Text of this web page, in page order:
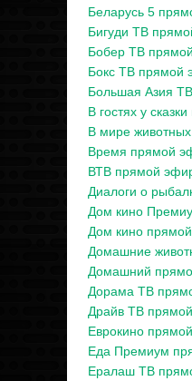
Беларусь 5
Бигуди ТВ
Бобер ТВ
Бокс ТВ прямой
Большая Азия
В гостях у
В мире
Время прямой
ВТВ прямой
Диалоги о
Дом кино
Дом кино
Домашние
Домашний
Дорама ТВ
Драйв ТВ
Еврокино
Еда Премиум
Ералаш ТВ